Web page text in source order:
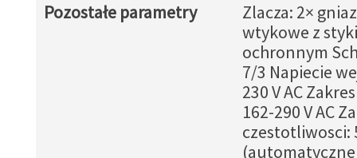
Pozostałe parametry
Zlacza: 2×
wtykowe z
ochronnym
7/3 Napiecie
230 V AC
162-290 V AC
czestotliwosci:
(automatyczne